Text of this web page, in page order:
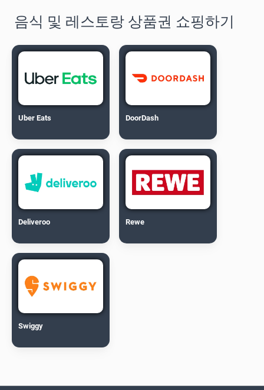
음식 및 레스토랑 상품권 쇼핑하기
Uber Eats DoorDash
Deliveroo Rewe
Swiggy